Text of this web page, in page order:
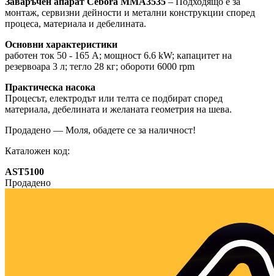
монтаж, сервизни дейности и метални конструкции според
процеса, материала и дебелината.
Основни характеристики
работен ток 50 - 165 A; мощност 6.6 kW; капацитет на
резервоара 3 л; тегло 28 кг; обороти 6000 rpm
Практическа насока
Процесът, електродът или телта се подбират според
материала, дебелината и желаната геометрия на шева.
Продадено — Моля, обадете се за наличност!
Каталожен код:
AST5100
Продадено